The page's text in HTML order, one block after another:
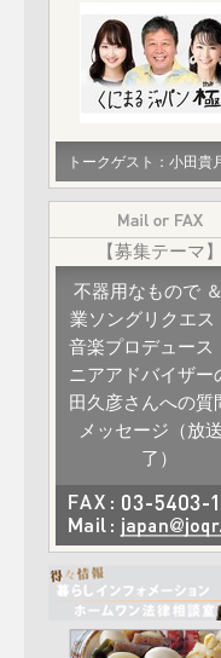
トークゲスト：小田貴
【募集テーマ】
不器用なもので
業ソングリクエス
音楽プロデュース
ニアアドバイザー
田久彦さんへの質
メッセージ（放
了）